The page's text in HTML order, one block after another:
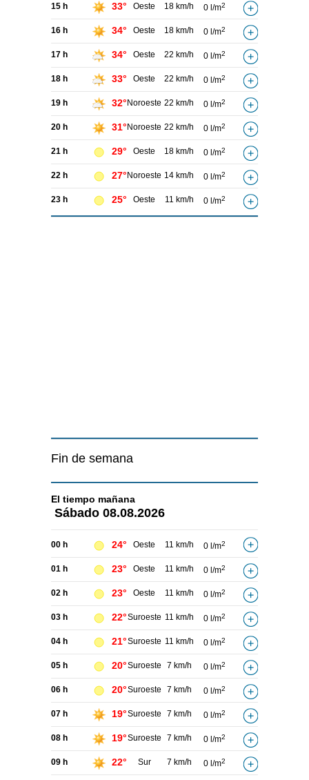
15 h 33° Oeste 18 km/h 0 l/m2
16 h 34° Oeste 18 km/h 0 l/m2
17 h 34° Oeste 22 km/h 0 l/m2
18 h 33° Oeste 22 km/h 0 l/m2
19 h 32° Noroeste 22 km/h 0 l/m2
20 h 31° Noroeste 22 km/h 0 l/m2
21 h 29° Oeste 18 km/h 0 l/m2
22 h 27° Noroeste 14 km/h 0 l/m2
23 h 25° Oeste 11 km/h 0 l/m2
Fin de semana
El tiempo mañana
Sábado 08.08.2026
00 h 24° Oeste 11 km/h 0 l/m2
01 h 23° Oeste 11 km/h 0 l/m2
02 h 23° Oeste 11 km/h 0 l/m2
03 h 22°Suroeste 11 km/h 0 l/m2
04 h 21°Suroeste 11 km/h 0 l/m2
05 h 20°Suroeste 7 km/h 0 l/m2
06 h 20°Suroeste 7 km/h 0 l/m2
07 h 19°Suroeste 7 km/h 0 l/m2
08 h 19°Suroeste 7 km/h 0 l/m2
09 h 22° Sur 7 km/h 0 l/m2